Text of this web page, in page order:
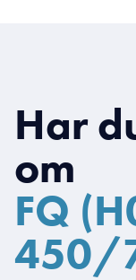
Har
om
FQ
450/